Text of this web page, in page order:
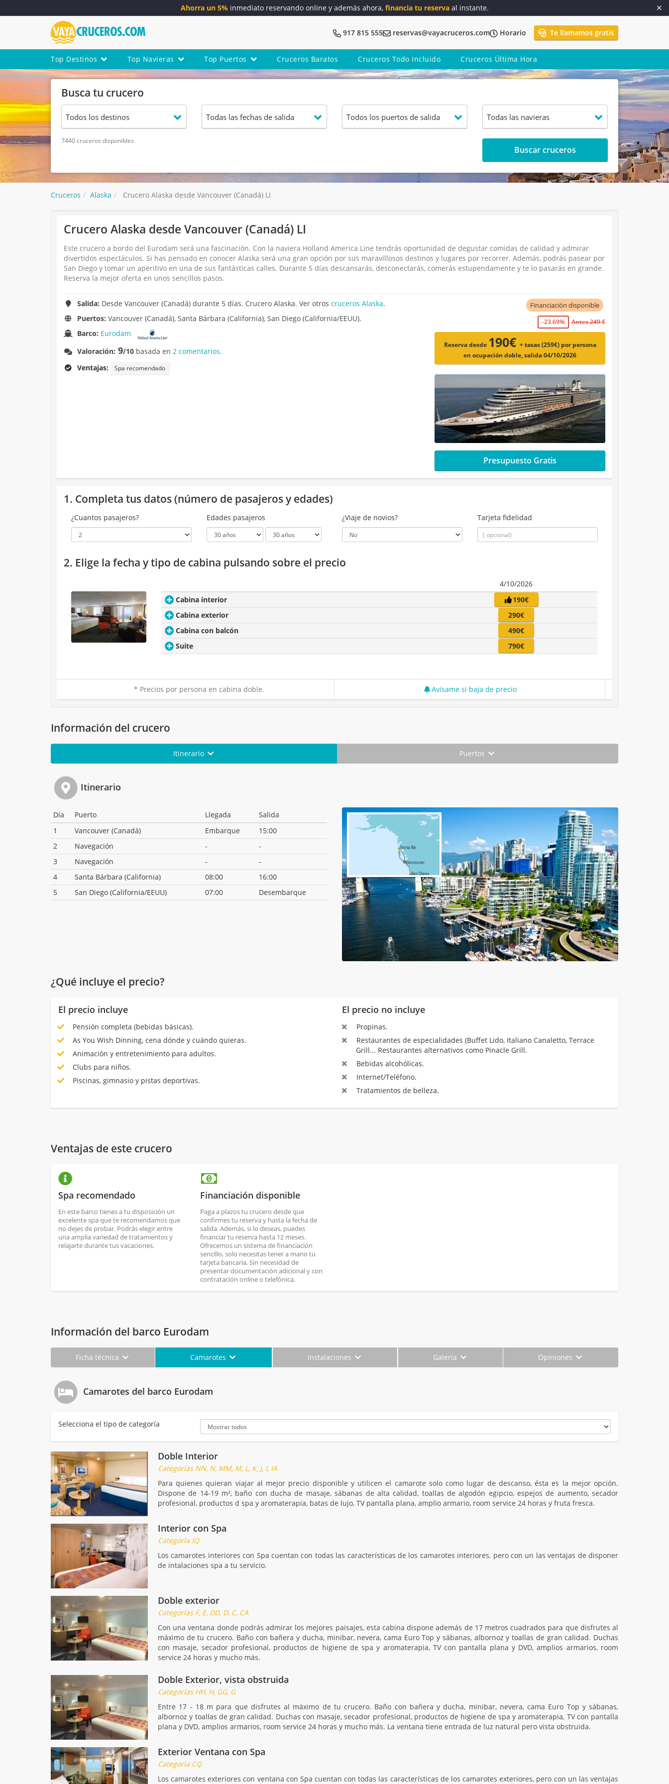
Ahorra un 5%inmediato reservando online y además ahora, financia tu reservaal instante.
917 815 555 reservas@vayacruceros.com Horario Te llamamos gratis
Top Destinos Top Navieras Top Puertos Cruceros Baratos Cruceros Todo Incluido Cruceros Última Hora
Busca tu crucero
7440 cruceros disponibles
Buscar cruceros
Cruceros Alaska Crucero Alaska desde Vancouver (Canadá) LI
Crucero Alaska desde Vancouver (Canadá) LI
Este crucero a bordo del Eurodam será una fascinación. Con la naviera Holland America Line tendrás oportunidad de degustar comidas de calidad y admirar
divertidos espectáculos. Si has pensado en conocer Alaska será una gran opción por sus maravillosos destinos y lugares por recorrer. Además, podrás pasear por
San Diego y tomar un aperitivo en una de sus fantásticas calles. Durante 5 días descansarás, desconectarás, comerás estupendamente y te lo pasarás en grande.
Reserva la mejor oferta en unos sencillos pasos.
Salida: Desde Vancouver (Canadá) durante 5 días. Crucero Alaska. Ver otroscruceros Alaska.
Puertos: Vancouver (Canadá), Santa Bárbara (California), San Diego (California/EEUU).
Barco: Eurodam
Valoración: 9/10 basada en 2 comentarios.
Ventajas:
Spa recomendado
Financiación disponible
-23.69% Antes 249 €
Reserva desde 190€ + tasas (259€) por persona
en ocupación doble, salida 04/10/2026
Presupuesto Gratis
1. Completa tus datos (número de pasajeros y edades)
¿Cuantos pasajeros? Edades pasajeros ¿Viaje de novios? Tarjeta fidelidad
2. Elige la fecha y tipo de cabina pulsando sobre el precio
4/10/2026
Cabina interior
190€
Cabina exterior
290€
Cabina con balcón
490€
Suite
790€
* Precios por persona en cabina doble. Avísame si baja de precio
Información del crucero
Itinerario Puertos
Itinerario
Día Puerto Llegada
Salida
1
Vancouver (Canadá) Embarque
15:00
2
Navegación -
-
3
Navegación -
-
4
Santa Bárbara (California) 08:00
16:00
5
San Diego (California/EEUU) 07:00 Desembarque
¿Qué incluye el precio?
El precio incluye
Pensión completa (bebidas básicas).
As You Wish Dinning, cena dónde y cuándo quieras.
Animación y entretenimiento para adultos.
Clubs para niños.
Piscinas, gimnasio y pistas deportivas.
El precio no incluye
Propinas.
Restaurantes de especialidades (Buffet Lido, Italiano Canaletto, Terrace
Grill... Restaurantes alternativos como Pinacle Grill.
Bebidas alcohólicas.
Internet/Teléfono.
Tratamientos de belleza.
Ventajas de este crucero
Spa recomendado
En este barco tienes a tu disposición un
excelente spa que te recomendamos que
no dejes de probar. Podrás elegir entre
una amplia variedad de tratamientos y
relajarte durante tus vacaciones.
Financiación disponible
Paga a plazos tu crucero desde que
confirmes tu reserva y hasta la fecha de
salida. Además, si lo deseas, puedes
financiar tu reserva hasta 12 meses.
Ofrecemos un sistema de financiación
sencillo, solo necesitas tener a mano tu
tarjeta bancaria. Sin necesidad de
presentar documentación adicional y con
contratación online o telefónica.
Información del barco Eurodam
Ficha técnica Camarotes Instalaciones Galería Opiniones
Camarotes del barco Eurodam
Selecciona el tipo de categoría
Doble Interior
Categorías NN, N, MM, M, L, K, J, I, IA
Para quienes quieran viajar al mejor precio disponible y utilicen el camarote solo como lugar de descanso, ésta es la mejor opción.
Dispone de 14-19 m², baño con ducha de masaje, sábanas de alta calidad, toallas de algodón egipcio, espejos de aumento, secador
profesional, productos d spa y aromaterapia, batas de lujo, TV pantalla plana, amplio armario, room service 24 horas y fruta fresca.
Interior con Spa
Categoría IQ
Los camarotes interiores con Spa cuentan con todas las características de los camarotes interiores, pero con un las ventajas de disponer
de intalaciones spa a tu servicio.
Doble exterior
Categorías F, E, DD, D, C, CA
Con una ventana donde podrás admirar los mejores paisajes, esta cabina dispone además de 17 metros cuadrados para que disfrutes al
máximo de tu crucero. Baño con bañera y ducha, minibar, nevera, cama Euro Top y sábanas, albornoz y toallas de gran calidad. Duchas
con masaje, secador profesional, productos de higiene de spa y aromaterapia, TV con pantalla plana y DVD, amplios armarios, room
service 24 horas y mucho más.
Doble Exterior, vista obstruida
Categorías HH, H, GG, G
Entre 17 - 18 m para que disfrutes al máximo de tu crucero. Baño con bañera y ducha, minibar, nevera, cama Euro Top y sábanas,
albornoz y toallas de gran calidad. Duchas con masaje, secador profesional, productos de higiene de spa y aromaterapia, TV con pantalla
plana y DVD, amplios armarios, room service 24 horas y mucho más. La ventana tiene entrada de luz natural pero vista obstruida.
Exterior Ventana con Spa
Categoría CQ
Los camarotes exteriores con ventana con Spa cuentan con todas las características de los camarotes exteriores, pero con un las ventajas